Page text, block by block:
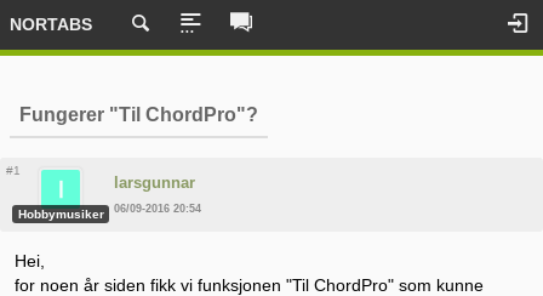
NORTABS
Fungerer "Til ChordPro"?
#1
Hobbymusiker
larsgunnar
06/09-2016 20:54
Hei,
for noen år siden fikk vi funksjonen "Til ChordPro" som kunne